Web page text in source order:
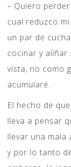
– Quiero
cual reduzco
un par de
cocinar y aliñar
vista, no como
acumularé.
El hecho de
lleva a pensar
llevar una mala
y por lo tanto